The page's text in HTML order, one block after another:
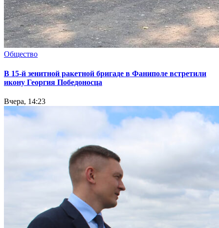
Общество
В 15-й зенитной ракетной бригаде в Фаниполе встретили
икону Георгия Победоносца
Вчера, 14:23